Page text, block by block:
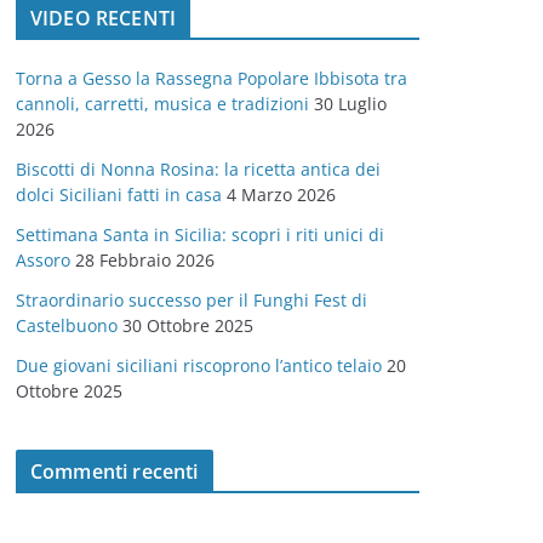
o
r
e
VIDEO RECENTI
Torna a Gesso la Rassegna Popolare Ibbisota tra
cannoli, carretti, musica e tradizioni 30 Luglio
2026
Biscotti di Nonna Rosina: la ricetta antica dei
dolci Siciliani fatti in casa 4 Marzo 2026
Settimana Santa in Sicilia: scopri i riti unici di
Assoro 28 Febbraio 2026
Straordinario successo per il Funghi Fest di
Castelbuono 30 Ottobre 2025
Due giovani siciliani riscoprono l’antico telaio 20
Ottobre 2025
Commenti recenti